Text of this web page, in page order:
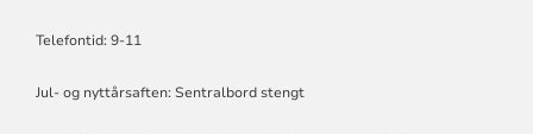
Telefontid: 9-11
Jul- og nyttårsaften: Sentralbord stengt